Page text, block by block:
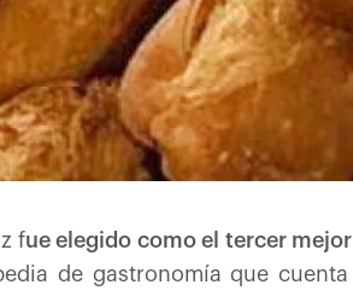
fue elegido como el tercer
de gastronomía que